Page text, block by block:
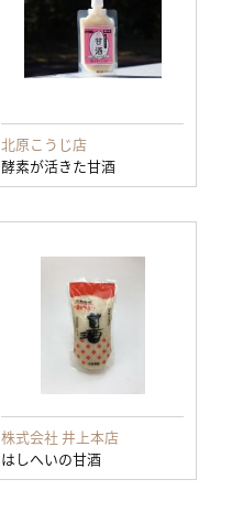
北原こうじ店
酵素が活きた甘酒
株式会社 井上本店
はしへいの甘酒